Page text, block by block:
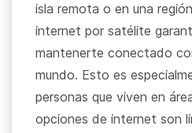
isla remota o en una
internet por satélite
mantenerte conectado
mundo. Esto es
personas que viven en
opciones de internet son